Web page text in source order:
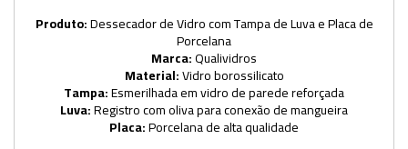
Produto:Dessecador de Vidro com Tampa de Luva e Placa de
Porcelana
Marca:Qualividros
Material:Vidro borossilicato
Tampa:Esmerilhada em vidro de parede reforçada
Luva:Registro com oliva para conexão de mangueira
Placa:Porcelana de alta qualidade